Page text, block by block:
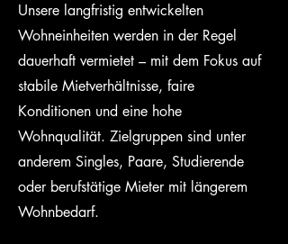
Unsere langfristig entwickelten
Wohneinheiten werden in der Regel
dauerhaft vermietet – mit dem Fokus auf
stabile Mietverhältnisse, faire
Konditionen und eine hohe
Wohnqualität. Zielgruppen sind unter
anderem Singles, Paare, Studierende
oder berufstätige Mieter mit längerem
Wohnbedarf.